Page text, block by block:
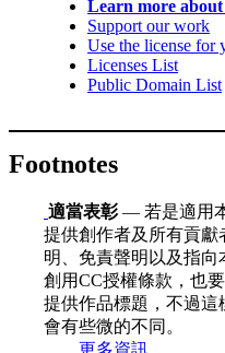
Learn more
Support our work
Use the license for
Licenses List
Public Domain List
Footnotes
適當表彰— 若是適用
提供創作者及所有貢
明、免責聲明以及指向
創用CC授權條款，也
提供作品標題，不過
會有些微的不同。
更多資訊